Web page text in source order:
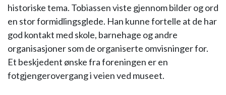
historiske tema. Tobiassen viste gjennom bilder og ord
en stor formidlingsglede. Han kunne fortelle at de har
god kontakt med skole, barnehage og andre
organisasjoner som de organiserte omvisninger for.
Et beskjedent ønske fra foreningen er en
fotgjengerovergang i veien ved museet.